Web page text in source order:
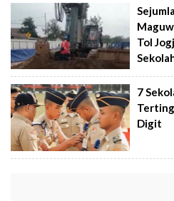
Tol
7
Digit